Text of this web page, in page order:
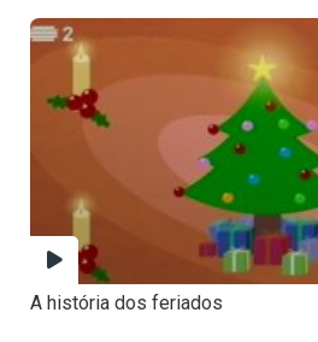
A história dos feriados